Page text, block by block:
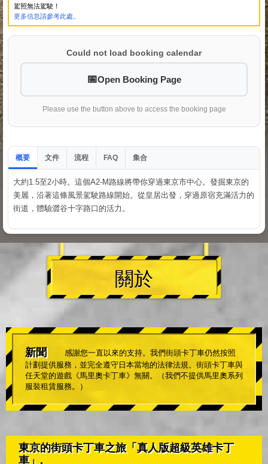
駕照無法駕駛！
更多信息請參考此處。
Could not load booking calendar
Open Booking Page
Please use the button above to access the booking page
概要 文件 流程 FAQ 集合
大約1.5至2小時。這個A2-M路線將帶你穿過東京市中心。發掘東京的
美麗，沿著這條風景駕駛路線開始。從皇居出發，穿過原宿充滿活力的
街道，體驗澀谷十字路口的活力。
關於
新聞
感謝您一直以來的支持。我們街頭卡丁車仍然按照
計劃提供服務，並完全遵守日本當地的法律法規。街頭卡丁車與
任天堂的遊戲《馬里奧卡丁車》無關。（我們不提供馬里奧系列
服裝租賃服務。）
東京的街頭卡丁車之旅「真人版超級英雄卡丁
車」.